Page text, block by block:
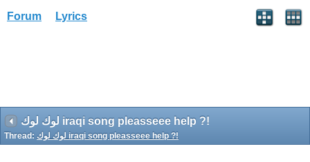
Forum Lyrics
لوك لوك iraqi song pleasseee help ?!
Thread: لوك لوك iraqi song pleasseee help ?!